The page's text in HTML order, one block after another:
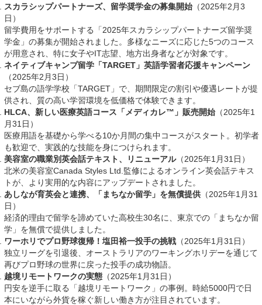
スカラシップパートナーズ、留学奨学金の募集開始 （2025年2月3
日）
留学費用をサポートする「2025年スカラシップパートナーズ留学奨
学金」の募集が開始されました。多様なニーズに応じた5つのコース
が用意され、特に女子やIT志望、地方出身者などが対象です。
ネイティブキャンプ留学「TARGET」英語学習者応援キャンペーン
（2025年2月3日）
セブ島の語学学校「TARGET」で、期間限定の割引や優遇レートが提
供され、質の高い学習環境を低価格で体験できます。
HLCA、新しい医療英語コース「メディカレ™」販売開始 （2025年1
月31日）
医療用語を基礎から学べる10か月間の集中コースがスタート。初学者
も歓迎で、実践的な技能を身につけられます。
美容室の職業別英会話テキスト、リニューアル（2025年1月31日）
北米の美容室Canada Styles Ltd.監修によるオンライン英会話テキス
トが、より実用的な内容にアップデートされました。
あしなが育英会と連携、「まちなか留学」を無償提供 （2025年1月31
日）
経済的理由で留学を諦めていた高校生30名に、東京での「まちなか留
学」を無償で提供しました。
ワーホリでプロ野球復帰！塩田裕一投手の挑戦 （2025年1月31日）
独立リーグを引退後、オーストラリアのワーキングホリデーを通じて
再びプロ野球の世界に戻った投手の成功物語。
越境リモートワークの実態 （2025年1月31日）
円安を逆手に取る「越境リモートワーク」の事例。時給5000円で日
本にいながら外貨を稼ぐ新しい働き方が注目されています。